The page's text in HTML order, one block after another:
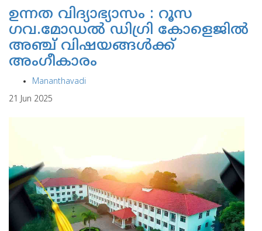
ഉന്നത വിദ്യാഭ്യാസം : റൂസ
ഗവ.മോഡല്‍ ഡിഗ്രി കോളെജില്‍
അഞ്ച് വിഷയങ്ങള്‍ക്ക്
അംഗീകാരം
Mananthavadi
21 Jun 2025